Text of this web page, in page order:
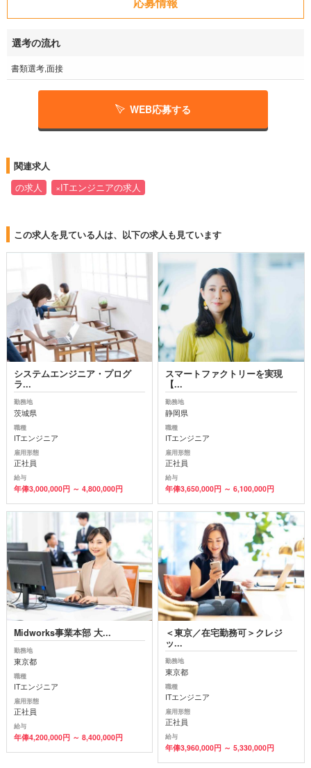
選考の流れ
書類選考,面接
WEB応募する
関連求人
の求人 ×ITエンジニアの求人
この求人を見ている人は、以下の求人も見ています
システムエンジニア・プログ
ラ...
勤務地
茨城県
職種
ITエンジニア
雇用形態
正社員
給与
年俸3,000,000円 ～ 4,800,000円
スマートファクトリーを実現
【...
勤務地
静岡県
職種
ITエンジニア
雇用形態
正社員
給与
年俸3,650,000円 ～ 6,100,000円
Midworks事業本部 大...
勤務地
東京都
職種
ITエンジニア
雇用形態
正社員
給与
年俸4,200,000円 ～ 8,400,000円
＜東京／在宅勤務可＞クレジ
ッ...
勤務地
東京都
職種
ITエンジニア
雇用形態
正社員
給与
年俸3,960,000円 ～ 5,330,000円